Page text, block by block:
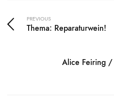
PREVIOUS
Thema: Reparaturwein!
Alice Feiring /